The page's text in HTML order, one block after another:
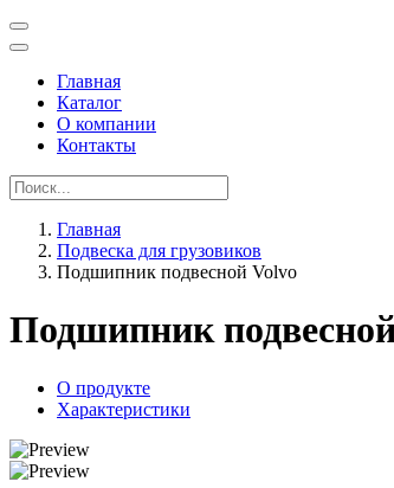
Главная
Каталог
О компании
Контакты
Главная
Подвеска для грузовиков
Подшипник подвесной Volvo
Подшипник
О продукте
Характеристики